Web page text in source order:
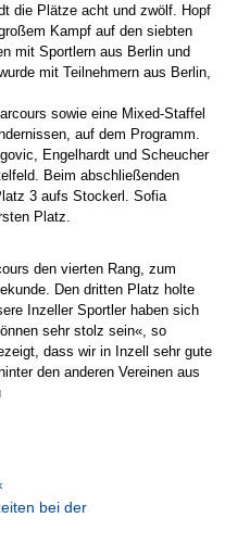
die Plätze acht und zwölf. Hopf
Kampf auf den siebten
mit Sportlern aus Berlin und
mit Teilnehmern aus Berlin,
sowie eine Mixed-Staffel
auf dem Programm.
Engelhardt und Scheucher
Beim abschließenden
3 aufs Stockerl. Sofia
Platz.
den vierten Rang, zum
Den dritten Platz holte
Inzeller Sportler haben sich
sehr stolz sein«, so
dass wir in Inzell sehr gute
den anderen Vereinen aus
bei der